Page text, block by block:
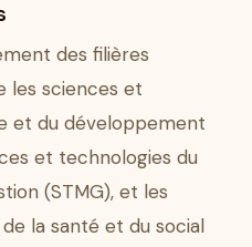
des filières
les sciences et
et du développement
et technologies du
(STMG), et les
la santé et du social